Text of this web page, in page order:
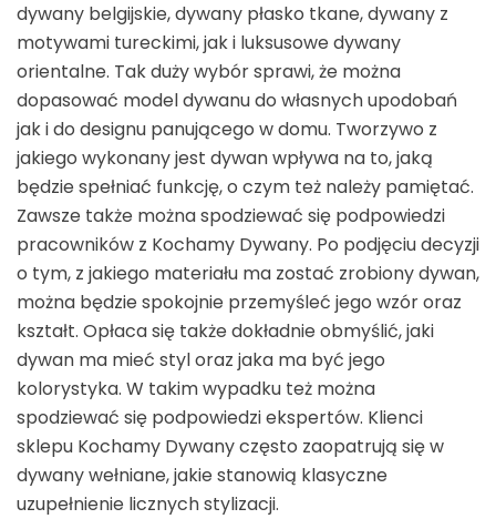
dywany belgijskie, dywany płasko tkane, dywany z
motywami tureckimi, jak i luksusowe dywany
orientalne. Tak duży wybór sprawi, że można
dopasować model dywanu do własnych upodobań
jak i do designu panującego w domu. Tworzywo z
jakiego wykonany jest dywan wpływa na to, jaką
będzie spełniać funkcję, o czym też należy pamiętać.
Zawsze także można spodziewać się podpowiedzi
pracowników z Kochamy Dywany. Po podjęciu decyzji
o tym, z jakiego materiału ma zostać zrobiony dywan,
można będzie spokojnie przemyśleć jego wzór oraz
kształt. Opłaca się także dokładnie obmyślić, jaki
dywan ma mieć styl oraz jaka ma być jego
kolorystyka. W takim wypadku też można
spodziewać się podpowiedzi ekspertów. Klienci
sklepu Kochamy Dywany często zaopatrują się w
dywany wełniane, jakie stanowią klasyczne
uzupełnienie licznych stylizacji.